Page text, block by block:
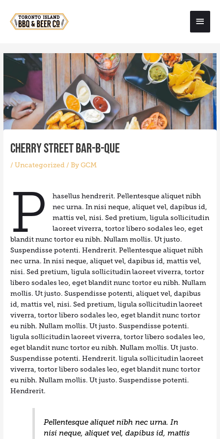
content
Main
Cherry Street Bar-B-Que
/Uncategorized / ByGCM
P
hasellus hendrerit. Pellentesque aliquet nibh
nec urna. In nisi neque, aliquet vel, dapibus id,
mattis vel, nisi. Sed pretium, ligula sollicitudin
laoreet viverra, tortor libero sodales leo, eget
blandit nunc tortor eu nibh. Nullam mollis. Ut justo.
Suspendisse potenti. Hendrerit. Pellentesque aliquet nibh
nec urna. In nisi neque, aliquet vel, dapibus id, mattis vel,
nisi. Sed pretium, ligula sollicitudin laoreet viverra, tortor
libero sodales leo, eget blandit nunc tortor eu nibh. Nullam
mollis. Ut justo. Suspendisse potenti, aliquet vel, dapibus
id, mattis vel, nisi. Sed pretium, ligula sollicitudin laoreet
viverra, tortor libero sodales leo, eget blandit nunc tortor
eu nibh. Nullam mollis. Ut justo. Suspendisse potenti.
ligula sollicitudin laoreet viverra, tortor libero sodales leo,
eget blandit nunc tortor eu nibh. Nullam mollis. Ut justo.
Suspendisse potenti. Hendrerit. ligula sollicitudin laoreet
viverra, tortor libero sodales leo, eget blandit nunc tortor
eu nibh. Nullam mollis. Ut justo. Suspendisse potenti.
Hendrerit.
Pellentesque aliquet nibh nec urna. In
nisi neque, aliquet vel, dapibus id, mattis